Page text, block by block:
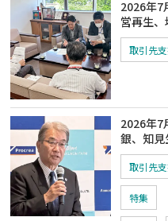
2026年
営再生
取引先
2026年
銀、知
取引先
特集